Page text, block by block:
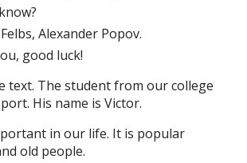
Alexander Popov.
good luck!
text. The student from our college
His name is Victor.
in our life. It is popular
old people.